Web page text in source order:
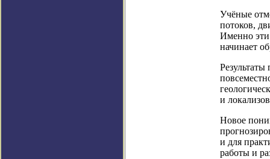
Учёные
потоков,
Именно эти
начинает
Результаты
и
Новое
и для
работы и